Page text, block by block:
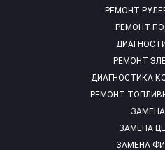
РЕМОНТ
РЕМОНТ
РЕМОНТ
ДИАГНОСТИКА
РЕМОНТ
ЗАМЕНА
ЗАМЕНА
ЗАМЕНА